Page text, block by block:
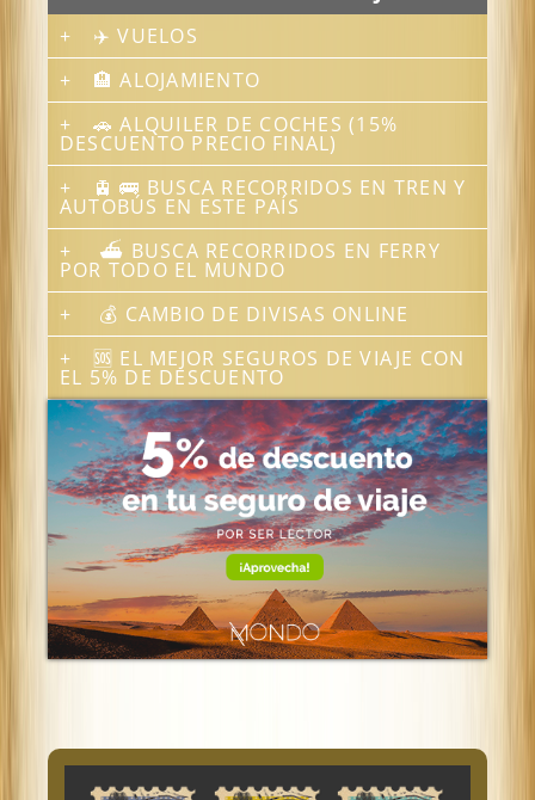
✈️ VUELOS
🏨 ALOJAMIENTO
🚗 ALQUILER DE COCHES (15%
DESCUENTO PRECIO FINAL)
🚊 🚌 BUSCA RECORRIDOS EN TREN Y
AUTOBÚS EN ESTE PAÍS
⛴ BUSCA RECORRIDOS EN FERRY
POR TODO EL MUNDO
💰 CAMBIO DE DIVISAS ONLINE
🆘 EL MEJOR SEGUROS DE VIAJE CON
EL 5% DE DESCUENTO